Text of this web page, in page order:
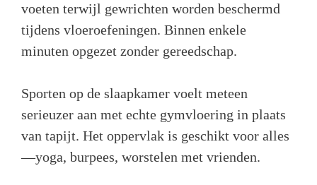
voeten terwijl gewrichten worden beschermd
tijdens vloeroefeningen. Binnen enkele
minuten opgezet zonder gereedschap.
Sporten op de slaapkamer voelt meteen
serieuzer aan met echte gymvloering in plaats
van tapijt. Het oppervlak is geschikt voor alles
—yoga, burpees, worstelen met vrienden.